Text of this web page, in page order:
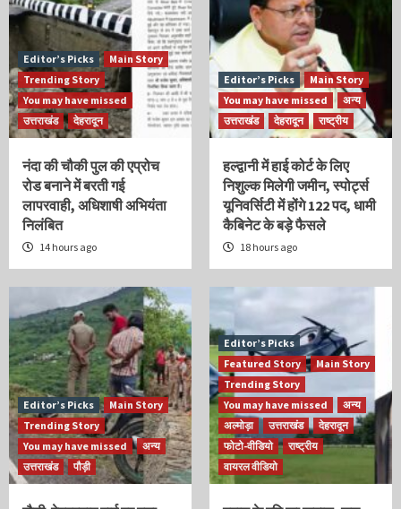
Editor’s Picks
Main Story
Trending Story
You may have missed
उत्तराखंड
देहरादून
नंदा की चौकी पुल की एप्रोच
रोड बनाने में बरती गई
लापरवाही, अधिशाषी अभियंता
निलंबित
14 hours ago
Editor’s Picks
Main Story
You may have missed
अन्य
उत्तराखंड
देहरादून राष्ट्रीय
हल्द्वानी में हाई कोर्ट के लिए
निशुल्क मिलेगी जमीन, स्पोर्ट्स
यूनिवर्सिटी में होंगे 122 पद, धामी
कैबिनेट के बड़े फैसले
18 hours ago
Editor’s Picks
Main Story
Trending Story
You may have missed
अन्य
उत्तराखंड
पौड़ी
Editor’s Picks
Featured Story
Main Story
Trending Story
You may have missed
अन्य
अल्मोड़ा
उत्तराखंड
देहरादून
फोटो-वीडियो
राष्ट्रीय
वायरल वीडियो